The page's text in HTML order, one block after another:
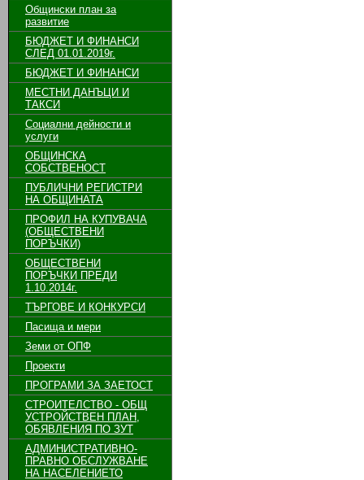
Общински план за
развитие
БЮДЖЕТ И ФИНАНСИ
СЛЕД 01.01.2019г.
БЮДЖЕТ И ФИНАНСИ
МЕСТНИ ДАНЪЦИ И
ТАКСИ
Социални дейности и
услуги
ОБЩИНСКА
СОБСТВЕНОСТ
ПУБЛИЧНИ РЕГИСТРИ
НА ОБЩИНАТА
ПРОФИЛ НА КУПУВАЧА
(ОБЩЕСТВЕНИ
ПОРЪЧКИ)
ОБЩЕСТВЕНИ
ПОРЪЧКИ ПРЕДИ
1.10.2014г.
ТЪРГОВЕ И КОНКУРСИ
Пасища и мери
Земи от ОПФ
Проекти
ПРОГРАМИ ЗА ЗАЕТОСТ
СТРОИТЕЛСТВО - ОБЩ
УСТРОЙСТВЕН ПЛАН,
ОБЯВЛЕНИЯ ПО ЗУТ
АДМИНИСТРАТИВНО-
ПРАВНО ОБСЛУЖВАНЕ
НА НАСЕЛЕНИЕТО